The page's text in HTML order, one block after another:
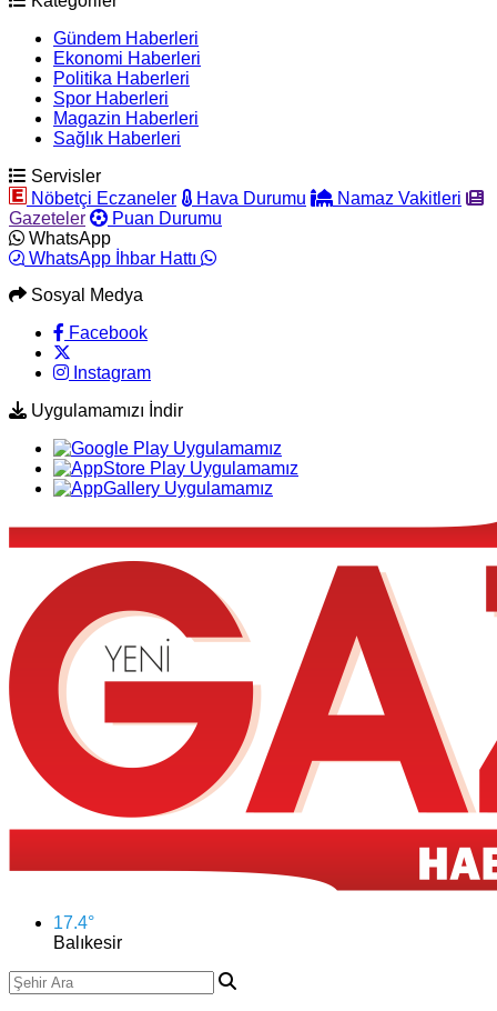
Gündem Haberleri
Ekonomi Haberleri
Politika Haberleri
Spor Haberleri
Magazin Haberleri
Sağlık Haberleri
Servisler
Nöbetçi Eczaneler
Hava Durumu
Namaz Vakitleri
Gazeteler
Puan Durumu
WhatsApp
WhatsApp İhbar Hattı
Sosyal Medya
Facebook
Instagram
Uygulamamızı İndir
17.4°
Balıkesir